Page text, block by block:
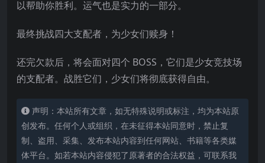
以帮助你胜利。运气也是实力的一部分。
最终挑战四大支配者，为少女们赎身！
还完欠款后，将会面对四个 BOSS，它们是少女竞技场
的支配者。战胜它们，少女们将彻底获得自由。
声明：本站所有文章，如无特殊说明或标注，均为本站原
创发布。任何个人或组织，在未征得本站同意时，禁止复
制、盗用、采集、发布本站内容到任何网站、书籍等各类媒
体平台。如若本站内容侵犯了原著者的合法权益，可联系我